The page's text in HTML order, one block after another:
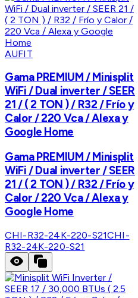
AUFIT
Gama PREMIUM / Minisplit
WiFi / Dual inverter / SEER
21 / ( 2 TON ) / R32 / Frío y
Calor / 220 Vca / Alexa y
Google Home
Gama PREMIUM / Minisplit
WiFi / Dual inverter / SEER
21 / ( 2 TON ) / R32 / Frío y
Calor / 220 Vca / Alexa y
Google Home
CHI-R32-24K-220-S21CHI-
R32-24K-220-S21